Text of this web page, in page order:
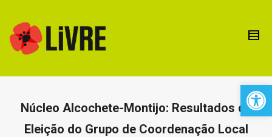
Núcleo Alcochete-Montijo: Resultados da
Eleição do Grupo de Coordenação Local